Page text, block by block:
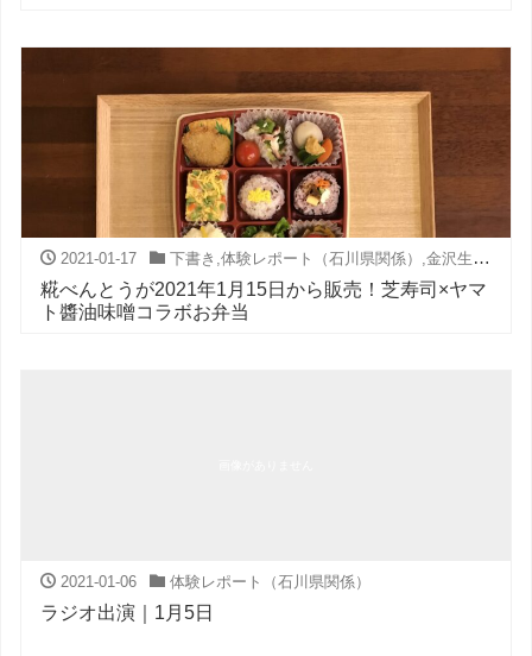
2021-01-17 下書き 体験レポート（石川県関係） 金沢生活
糀べんとうが2021年1月15日から販売！芝寿司×ヤマ
ト醬油味噌コラボお弁当
2021-01-06 体験レポート（石川県関係）
ラジオ出演｜1月5日